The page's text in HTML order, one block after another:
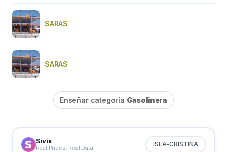
SARAS
SARAS
Enseñar categoría Gasolinera
Sivix
Real Prices. Real Data ISLA-CRISTINA